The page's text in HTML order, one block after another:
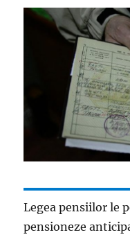
Legea pensiilor le
pensioneze